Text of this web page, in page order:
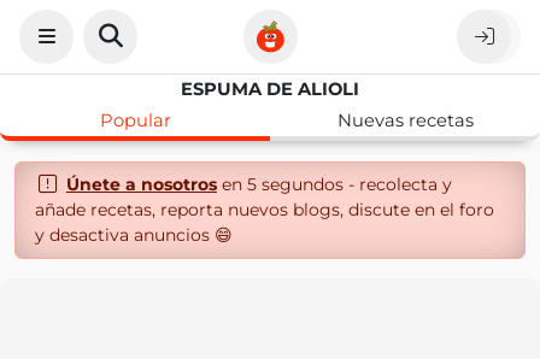
ESPUMA DE ALIOLI
Popular
Nuevas recetas
Únete a nosotrosen 5 segundos - recolecta y
añade recetas, reporta nuevos blogs, discute en el foro
y desactiva anuncios 😄